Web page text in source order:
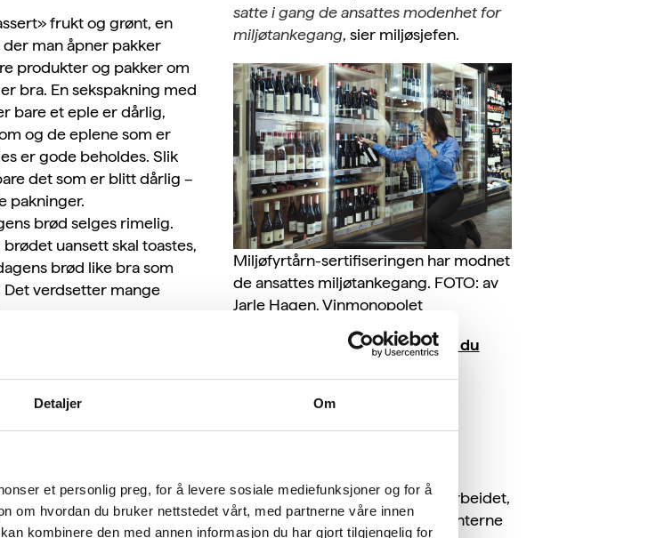
Detaljer Om
et personlig preg, for å levere sosiale mediefunksjoner og for å
om hvordan du bruker nettstedet vårt, med partnerne våre innen
kombinere den med annen informasjon du har gjort tilgjengelig for
frukt og grønt, en
man åpner pakker
produkter og pakker om
bra. En sekspakning med
bare et eple er dårlig,
og de eplene som er
er gode beholdes. Slik
det som er blitt dårlig –
pakninger.
brød selges rimelig.
brødet uansett skal toastes,
brød like bra som
Det verdsetter mange
ikke kan selges neste dag
ut for salg gjennom appen
er godt mottatt av
og det er en vinn-
satte i gang de ansattes modenhet for
miljøtankegang, sier miljøsjefen.
Miljøfyrtårn-sertifiseringen har modnet
de ansattes miljøtankegang. FOTO: av
Jarle Hagen, Vinmonopolet
Disse fem stegene må du
For å overvåke og utvikle miljøarbeidet,
har Vinmonopolet utnevnt åtte interne